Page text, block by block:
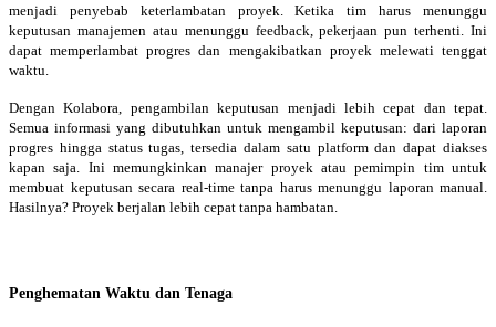
menjadi penyebab keterlambatan proyek. Ketika tim harus menunggu
keputusan manajemen atau menunggu feedback, pekerjaan pun terhenti. Ini
dapat memperlambat progres dan mengakibatkan proyek melewati tenggat
waktu.
Dengan Kolabora, pengambilan keputusan menjadi lebih cepat dan tepat.
Semua informasi yang dibutuhkan untuk mengambil keputusan: dari laporan
progres hingga status tugas, tersedia dalam satu platform dan dapat diakses
kapan saja. Ini memungkinkan manajer proyek atau pemimpin tim untuk
membuat keputusan secara real-time tanpa harus menunggu laporan manual.
Hasilnya? Proyek berjalan lebih cepat tanpa hambatan.
Penghematan Waktu dan Tenaga